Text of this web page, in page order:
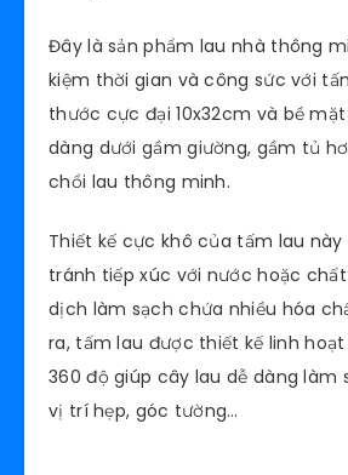
Đây là sản phẩm lau nhà thông
kiệm thời gian và công sức với
thước cực đại 10x32cm và bề
dàng dưới gầm giường, gầm tủ
chổi lau thông minh.
Thiết kế cực khô của tấm lau
tránh tiếp xúc với nước hoặc
dịch làm sạch chứa nhiều hóa
ra, tấm lau được thiết kế linh
360 độ giúp cây lau dễ dàng làm
vị trí hẹp, góc tường…